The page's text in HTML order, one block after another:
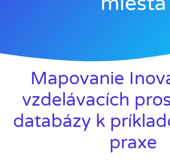
Mapovanie
vzdelávacích
databázy k
praxe